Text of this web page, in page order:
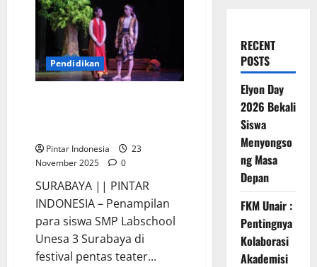
Pendidikan
Pintar Indonesia
23
November 2025
0
SURABAYA || PINTAR
INDONESIA – Penampilan
para siswa SMP Labschool
Unesa 3 Surabaya di
festival pentas teater...
RECENT
POSTS
Elyon Day
2026 Bekali
Siswa
Menyongso
ng Masa
Depan
FKM Unair :
Pentingnya
Kolaborasi
Akademisi